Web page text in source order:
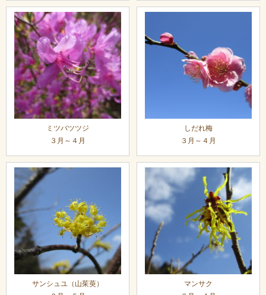
ミツバツツジ
３月～４月
しだれ梅
３月～４月
サンシュユ（山茱萸）
マンサク